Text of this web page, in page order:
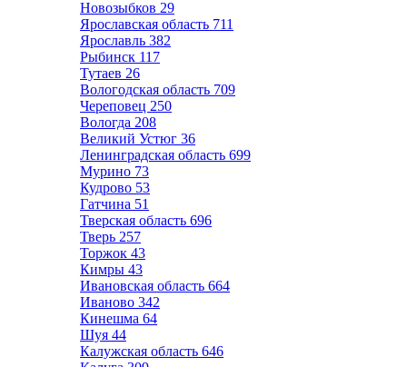
Новозыбков 29
Ярославская область 711
Ярославль 382
Рыбинск 117
Тутаев 26
Вологодская область 709
Череповец 250
Вологда 208
Великий Устюг 36
Ленинградская область 699
Мурино 73
Кудрово 53
Гатчина 51
Тверская область 696
Тверь 257
Торжок 43
Кимры 43
Ивановская область 664
Иваново 342
Кинешма 64
Шуя 44
Калужская область 646